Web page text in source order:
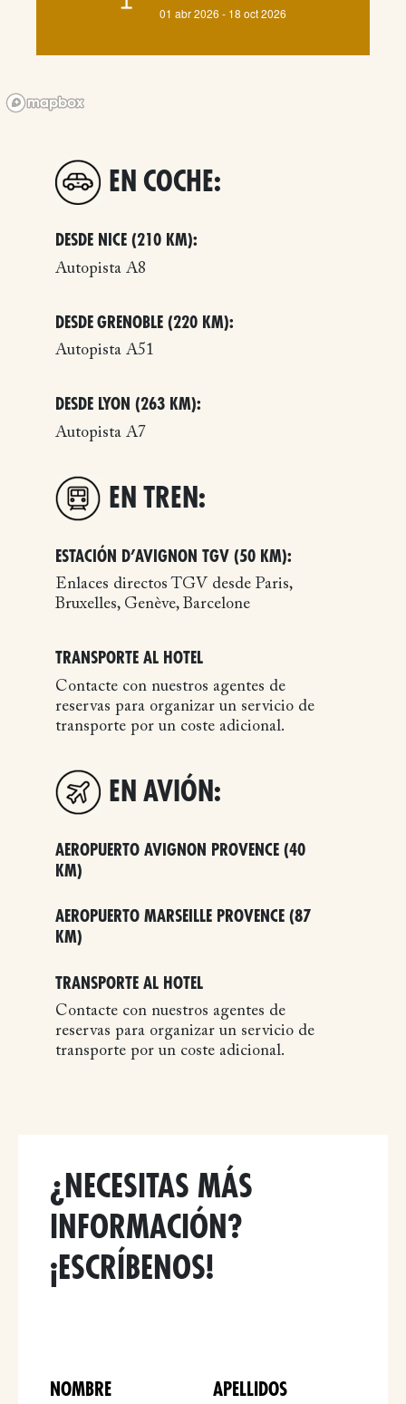
01 abr 2026 - 18 oct 2026
EN COCHE:
DESDE NICE (210 KM):
Autopista A8
DESDE GRENOBLE (220 KM):
Autopista A51
DESDE LYON (263 KM):
Autopista A7
EN TREN:
ESTACIÓN D’AVIGNON TGV (50 KM):
Enlaces directos TGV desde Paris,
Bruxelles, Genève, Barcelone
TRANSPORTE AL HOTEL
Contacte con nuestros agentes de
reservas para organizar un servicio de
transporte por un coste adicional.
EN AVIÓN:
AEROPUERTO AVIGNON PROVENCE (40
KM)
AEROPUERTO MARSEILLE PROVENCE (87
KM)
TRANSPORTE AL HOTEL
Contacte con nuestros agentes de
reservas para organizar un servicio de
transporte por un coste adicional.
¿NECESITAS MÁS
INFORMACIÓN?
¡ESCRÍBENOS!